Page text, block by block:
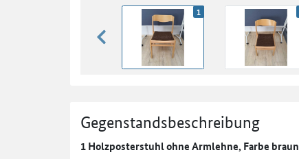
zurück blättern
1
Gegenstandsbeschreibung
1 Holzposterstuhl ohne Armlehne, Farbe braun